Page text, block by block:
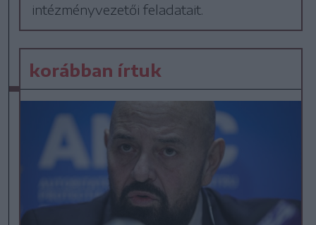
intézményvezetői feladatait.
korábban írtuk